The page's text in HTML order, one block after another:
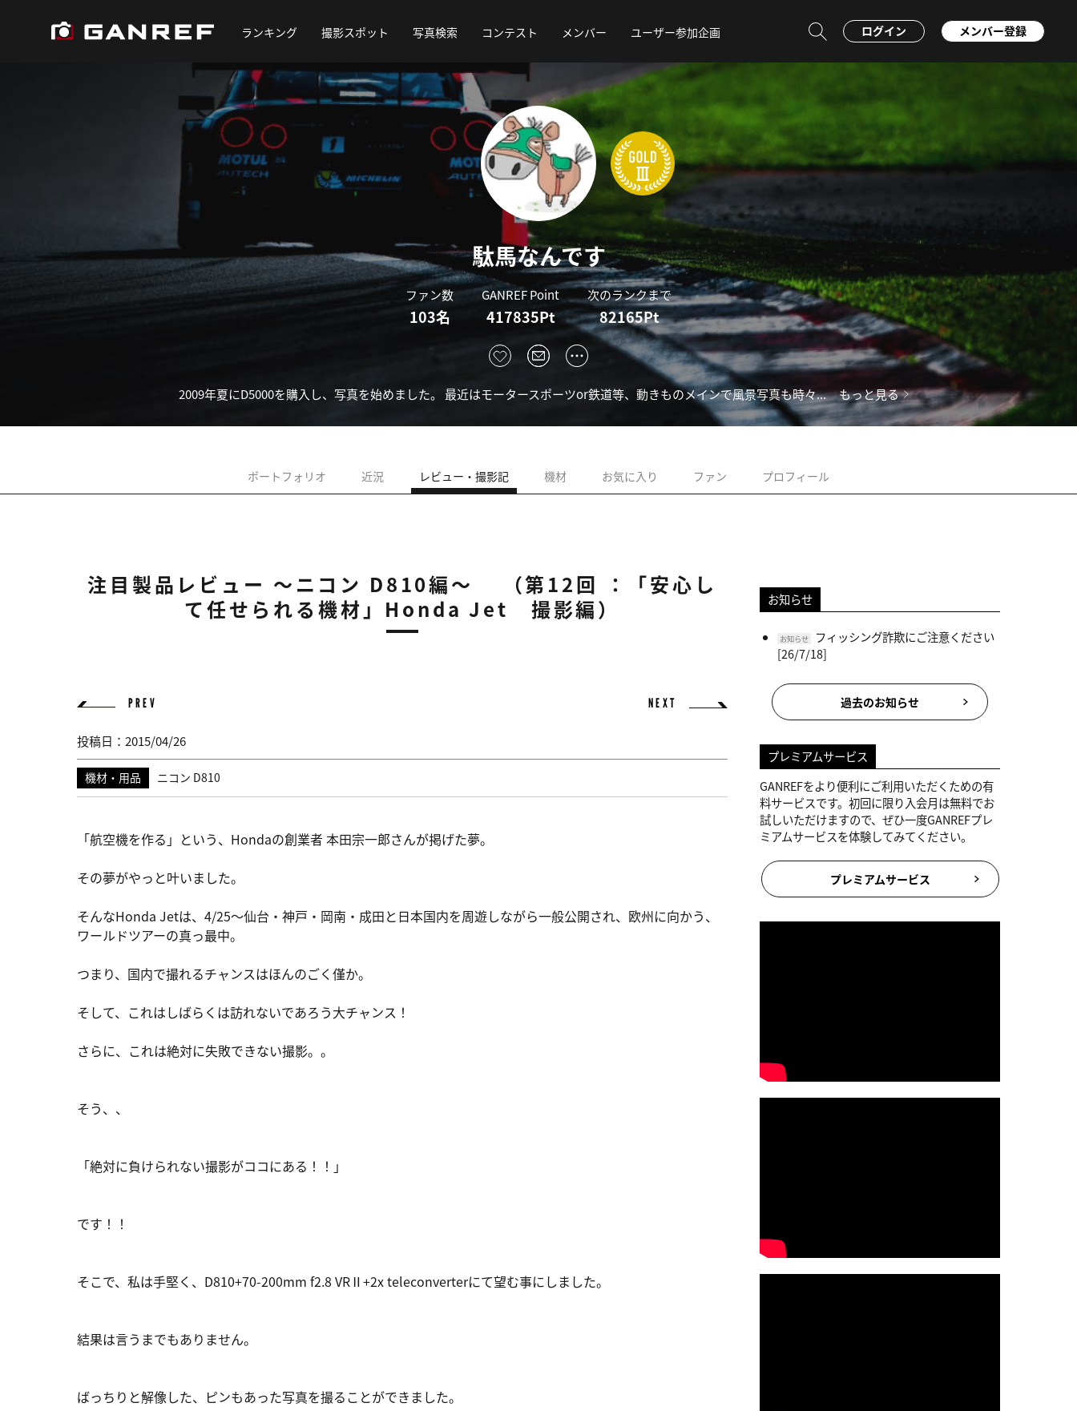
ランキング 撮影スポット 写真検索 コンテスト メンバー ユーザー参加企画 ログイン メンバー登録
駄馬なんです
ファン数
103名
GANREF Point
417835Pt
次のランクまで
82165Pt
2009年夏にD5000を購入し、写真を始めました。 最近はモータースポーツor鉄道等、動きものメインで風景写真も時々... もっと見る
ポートフォリオ 近況 レビュー・撮影記 機材 お気に入り ファン プロフィール
注目製品レビュー ～ニコン D810編～ （第12回 ：「安心し
て任せられる機材」Honda Jet 撮影編）
PREV NEXT
投稿日：2015/04/26
機材・用品 ニコン D810
「航空機を作る」という、Hondaの創業者 本田宗一郎さんが掲げた夢。
その夢がやっと叶いました。
そんなHonda Jetは、4/25～仙台・神戸・岡南・成田と日本国内を周遊しながら一般公開され、欧州に向かう、
ワールドツアーの真っ最中。
つまり、国内で撮れるチャンスはほんのごく僅か。
そして、これはしばらくは訪れないであろう大チャンス！
さらに、これは絶対に失敗できない撮影。。
そう、、
「絶対に負けられない撮影がココにある！！」
です！！
そこで、私は手堅く、D810+70-200mm f2.8 VRⅡ+2x teleconverterにて望む事にしました。
結果は言うまでもありません。
ばっちりと解像した、ピンもあった写真を撮ることができました。
お知らせ
お知らせ
フィッシング詐欺にご注意ください
[26/7/18]
過去のお知らせ
プレミアムサービス
GANREFをより便利にご利用いただくための有
料サービスです。初回に限り入会月は無料でお
試しいただけますので、ぜひ一度GANREFプレ
ミアムサービスを体験してみてください。
プレミアムサービス